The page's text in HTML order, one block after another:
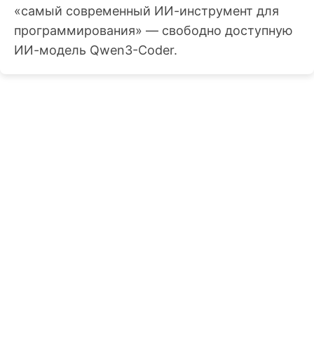
«самый современный ИИ-инструмент для
программирования» — свободно доступную
ИИ-модель Qwen3-Coder.